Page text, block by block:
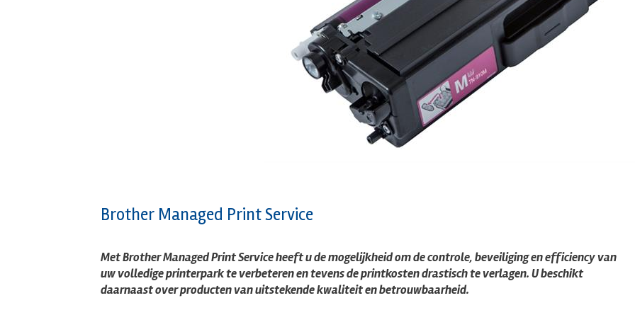
Brother Managed Print Service
Met Brother Managed Print Service heeft u de mogelijkheid om de controle, beveiliging en efficiency van
uw volledige printerpark te verbeteren en tevens de printkosten drastisch te verlagen. U beschikt
daarnaast over producten van uitstekende kwaliteit en betrouwbaarheid.